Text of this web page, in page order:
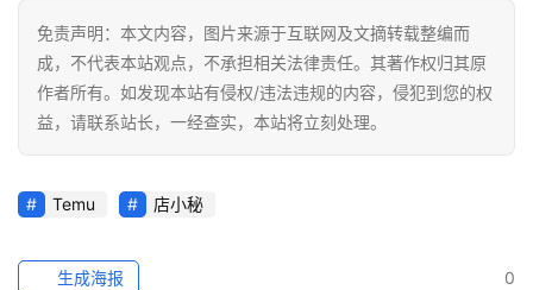
跨
境
百
科
媒
销
免责声明：本文内容，图片来源于互联网及文摘转载整编而
成，不代表本站观点，不承担相关法律责任。其著作权归其原
作者所有。如发现本站有侵权/违法违规的内容，侵犯到您的权
益，请联系站长，一经查实，本站将立刻处理。
Temu 店小秘
0
生成海报